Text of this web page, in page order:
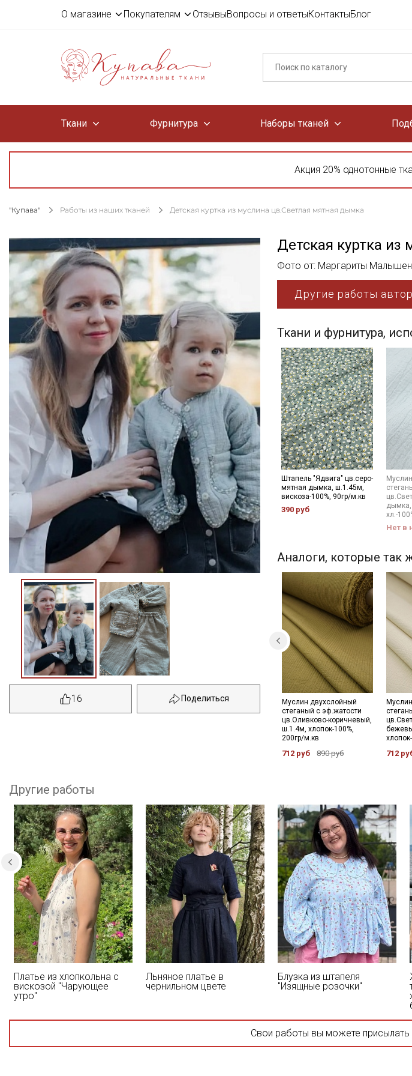
О магазине Покупателям ОтзывыВопросы и ответыКонтактыБлог
Ткани Фурнитура Наборы тканей
Акция 20% однотонные
"Купава" Работы из наших тканей Детская куртка из муслина цв.Светлая мятная дымка
16
Детская куртка
Фото от: Маргариты
Другие работы
Ткани и фурнитура,
Штапель "Ядвига" цв.серо-
мятная дымка, ш.1.45м,
вискоза-100%, 90гр/м.кв
390 руб
хл.-
Нет в
Аналоги, которые так
Муслин двухслойный
стеганый с эф.жатости
цв.Оливково-коричневый,
ш.1.4м, хлопок-100%,
200гр/м.кв
712 руб 890 руб 712
Другие работы
Платье из хлопкольна с
вискозой "Чарующее
утро"
Льняное платье в
чернильном цвете
Блузка из штапеля
"Изящные розочки"
Свои работы вы можете присылать
Мы публикуем здесь
промокоды и скидки
Электронная почта
Ознакомлен(а) с
Политикой
данных
и даю
Согласие на
данных